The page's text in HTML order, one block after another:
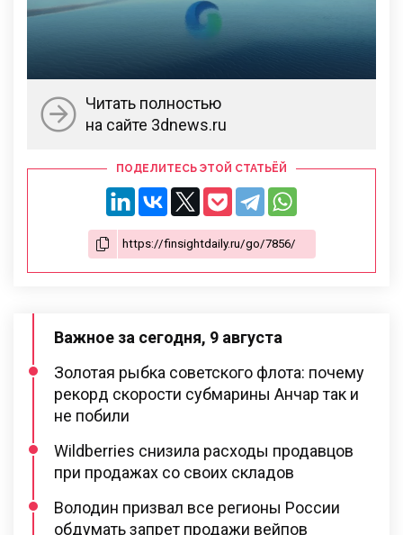
Читать полностью
на сайте 3dnews.ru
ПОДЕЛИТЕСЬ ЭТОЙ СТАТЬЁЙ
Важное за сегодня, 9 августа
Золотая рыбка советского флота: почему
рекорд скорости субмарины Анчар так и
не побили
Wildberries снизила расходы продавцов
при продажах со своих складов
Володин призвал все регионы России
обдумать запрет продажи вейпов